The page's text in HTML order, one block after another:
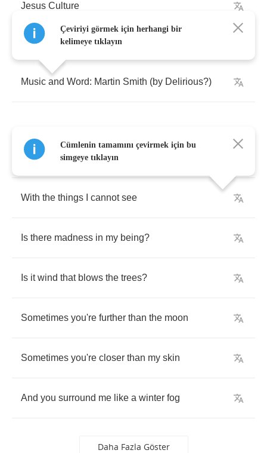
Jesus Culture
Music and Word: Martin Smith (by Delirious?)
What can I do with my obsession
With the things cannot see
Is there madness in my being?
Is it wind that blows the trees?
Sometimes you're further than the moon
Sometimes you're closer than my skin
And you surround me like a winter fog
Daha Fazla Göster
Çeviriyi görmek için herhangi bir
kelimeye tıklayın
Cümlenin tamamını çevirmek için bu
simgeye tıklayın